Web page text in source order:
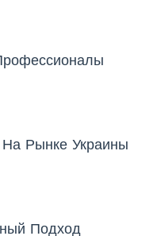
Рынке Украины
Подход